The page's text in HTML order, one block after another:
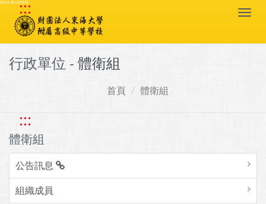
跳到主要內容區塊
:::
行政單位 - 體衛組
首頁 體衛組
:::
體衛組
公告訊息
組織成員